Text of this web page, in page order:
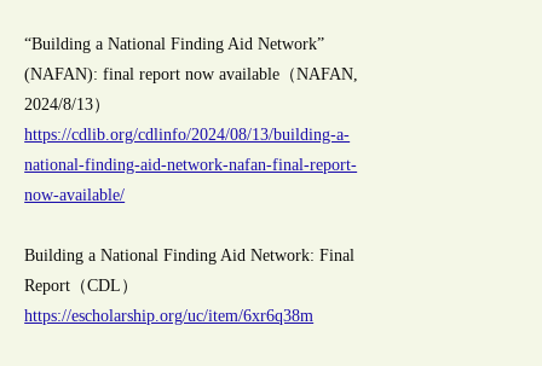
“Building a National Finding Aid Network”
(NAFAN): final report now available（NAFAN,
2024/8/13）
https://cdlib.org/cdlinfo/2024/08/13/building-a-
national-finding-aid-network-nafan-final-report-
now-available/
Building a National Finding Aid Network: Final
Report（CDL）
https://escholarship.org/uc/item/6xr6q38m